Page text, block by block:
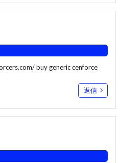
buy generic cenforce
返信